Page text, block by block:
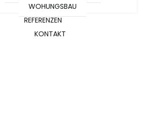
WOHUNGSBAU
REFERENZEN
KONTAKT